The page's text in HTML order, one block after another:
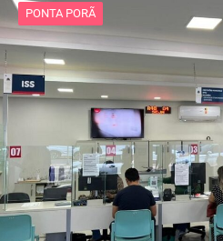
PONTA PORÃ